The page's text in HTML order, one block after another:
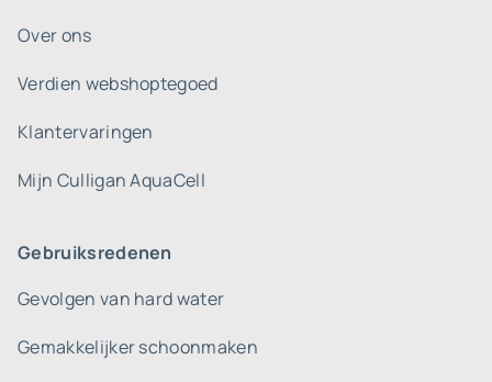
Over ons
Verdien webshoptegoed
Klantervaringen
Mijn Culligan AquaCell
Gebruiksredenen
Gevolgen van hard water
Gemakkelijker schoonmaken